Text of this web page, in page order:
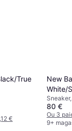
True
€
New
White/
80 €
Ou 3
9+